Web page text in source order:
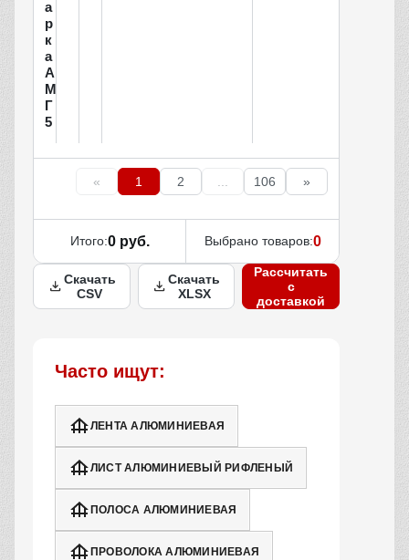
а
р
к
а
А
М
Г
5
« 1 2 ... 106 »
Итого:0 руб. Выбрано товаров:0
Скачать
CSV
Скачать
XLSX
Рассчитать
с
доставкой
Часто ищут:
ЛЕНТА АЛЮМИНИЕВАЯ
ЛИСТ АЛЮМИНИЕВЫЙ РИФЛЕНЫЙ
ПОЛОСА АЛЮМИНИЕВАЯ
ПРОВОЛОКА АЛЮМИНИЕВАЯ